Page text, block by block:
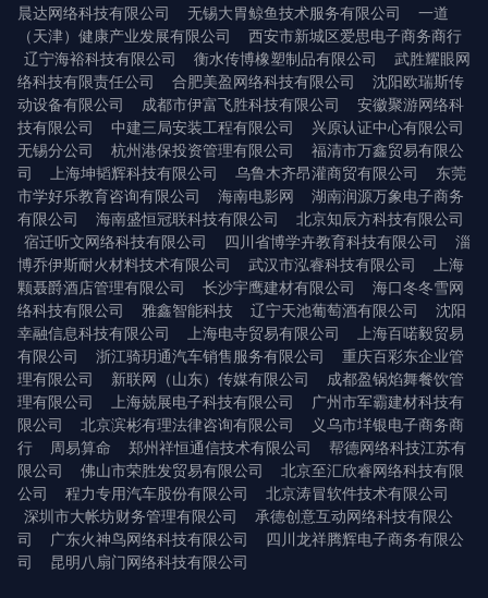
晨达网络科技有限公司
无锡大胃鲸鱼技术服务有限公司
一道
（天津）健康产业发展有限公司
西安市新城区爱思电子商务商行
辽宁海裕科技有限公司
衡水传博橡塑制品有限公司
武胜耀眼网
络科技有限责任公司
合肥美盈网络科技有限公司
沈阳欧瑞斯传
动设备有限公司
成都市伊富飞胜科技有限公司
安徽聚游网络科
技有限公司
中建三局安装工程有限公司
兴原认证中心有限公司
无锡分公司
杭州港保投资管理有限公司
福清市万鑫贸易有限公
司
上海坤韬辉科技有限公司 乌鲁木齐昂灌商贸有限公司
东莞
市学好乐教育咨询有限公司
海南电影网
湖南润源万象电子商务
有限公司
海南盛恒冠联科技有限公司
北京知辰方科技有限公司
宿迁听文网络科技有限公司
四川省博学卉教育科技有限公司
淄
博乔伊斯耐火材料技术有限公司
武汉市泓睿科技有限公司
上海
颗聂爵酒店管理有限公司
长沙宇鹰建材有限公司
海口冬冬雪网
络科技有限公司
雅鑫智能科技 辽宁天池葡萄酒有限公司
沈阳
幸融信息科技有限公司
上海电寺贸易有限公司
上海百喏毅贸易
有限公司
浙江骑玥通汽车销售服务有限公司
重庆百彩东企业管
理有限公司
新联网（山东）传媒有限公司
成都盈锅焰舞餐饮管
理有限公司
上海兢展电子科技有限公司
广州市军霸建材科技有
限公司
北京滨彬有理法律咨询有限公司
义乌市垟银电子商务商
行
周易算命 郑州祥恒通信技术有限公司
帮德网络科技江苏有
限公司
佛山市荣胜发贸易有限公司
北京至汇欣睿网络科技有限
公司
程力专用汽车股份有限公司
北京涛冒软件技术有限公司
深圳市大帐坊财务管理有限公司
承德创意互动网络科技有限公
司
广东火神鸟网络科技有限公司
四川龙祥腾辉电子商务有限公
司
昆明八扇门网络科技有限公司